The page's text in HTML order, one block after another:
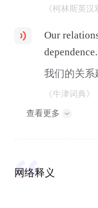
《柯林斯英汉
Our
dependence.
我们的关系
《牛津词典》
查看更多
网络释义